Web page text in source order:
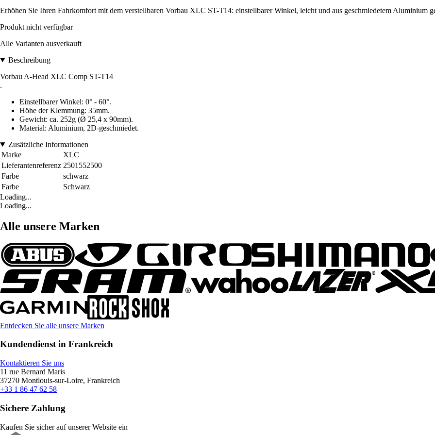
Erhöhen Sie Ihren Fahrkomfort mit dem verstellbaren Vorbau XLC ST-T14: einstellbarer Winkel, leicht und aus geschmiedetem Aluminium
Produkt nicht verfügbar
Alle Varianten ausverkauft
Beschreibung
Vorbau A-Head XLC Comp ST-T14
.
Einstellbarer Winkel: 0° - 60°.
Höhe der Klemmung: 35mm.
Gewicht: ca. 252g (Ø 25,4 x 90mm).
Material: Aluminium, 2D-geschmiedet.
Zusätzliche Informationen
Marke
XLC
Lieferantenreferenz 2501552500
Farbe
schwarz
Farbe
Schwarz
Loading...
Loading...
Alle unsere Marken
Entdecken Sie alle unsere Marken
Kundendienst in Frankreich
Kontaktieren Sie uns
11 rue Bernard Maris
37270 Montlouis-sur-Loire, Frankreich
+33 1 86 47 62 58
Sichere Zahlung
Kaufen Sie sicher auf unserer Website ein